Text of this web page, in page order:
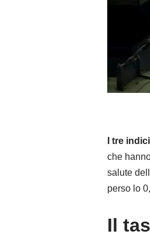
I tre
che
salute
perso lo
Il